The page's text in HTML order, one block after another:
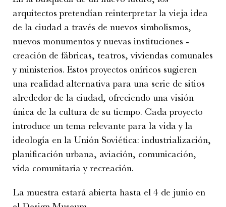
arquitectos pretendían reinterpretar la vieja idea
de la ciudad a través de nuevos simbolismos,
nuevos monumentos y nuevas instituciones -
creación de fábricas, teatros, viviendas comunales
y ministerios. Estos proyectos oníricos sugieren
una realidad alternativa para una serie de sitios
alrededor de la ciudad, ofreciendo una visión
única de la cultura de su tiempo. Cada proyecto
introduce un tema relevante para la vida y la
ideología en la Unión Soviética: industrialización,
planificación urbana, aviación, comunicación,
vida comunitaria y recreación.
La muestra estará abierta hasta el 4 de junio en